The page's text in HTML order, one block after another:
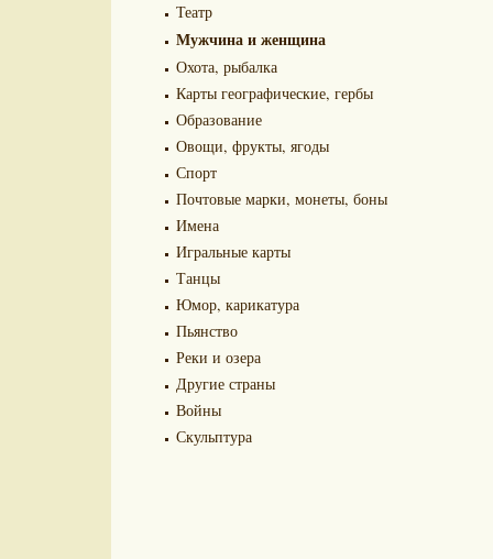
Театр
Мужчина и женщина
Охота, рыбалка
Карты географические, гербы
Образование
Овощи, фрукты, ягоды
Спорт
Почтовые марки, монеты, боны
Имена
Игральные карты
Танцы
Юмор, карикатура
Пьянство
Реки и озера
Другие страны
Войны
Скульптура